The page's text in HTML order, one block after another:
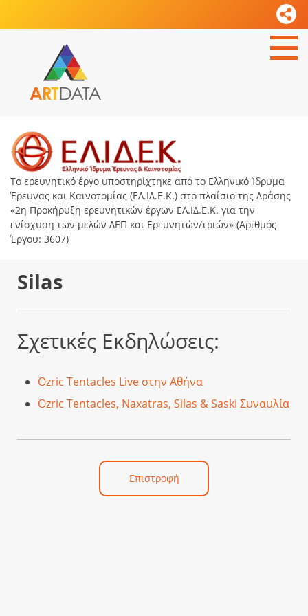
Το ερευνητικό έργο υποστηρίχτηκε από το Ελληνικό Ίδρυμα
Έρευνας και Καινοτομίας (ΕΛ.ΙΔ.Ε.Κ.) στο πλαίσιο της Δράσης
«2η Προκήρυξη ερευνητικών έργων ΕΛ.ΙΔ.Ε.Κ. για την
ενίσχυση των μελών ΔΕΠ και Ερευνητών/τριών» (Αριθμός
Έργου: 3607)
Silas
Σχετικές Εκδηλώσεις:
Ozric Tentacles Live στην Αθήνα
Ozric Tentacles, Naxatras, Silas & Saski Συναυλία
Επιστροφή